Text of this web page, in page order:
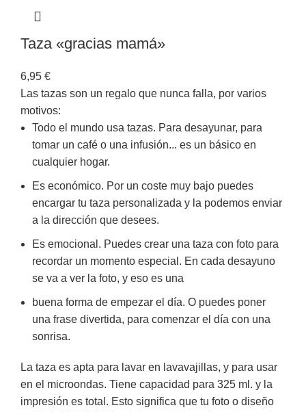
Taza «gracias mamá»
6,95 €
Las tazas son un regalo que nunca falla, por varios
motivos:
Todo el mundo usa tazas. Para desayunar, para
tomar un café o una infusión... es un básico en
cualquier hogar.
Es económico. Por un coste muy bajo puedes
encargar tu taza personalizada y la podemos enviar
a la dirección que desees.
Es emocional. Puedes crear una taza con foto para
recordar un momento especial. En cada desayuno
se va a ver la foto, y eso es una
buena forma de empezar el día. O puedes poner
una frase divertida, para comenzar el día con una
sonrisa.
La taza es apta para lavar en lavavajillas, y para usar
en el microondas. Tiene capacidad para 325 ml. y la
impresión es total. Esto significa que tu foto o diseño